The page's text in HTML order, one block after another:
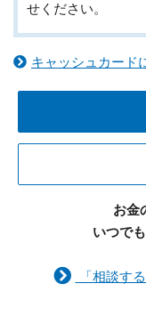
せください。
キャッシュカード
お金
いつで
「相談す